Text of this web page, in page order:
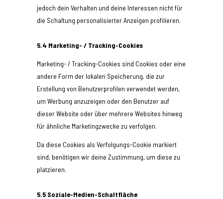
jedoch dein Verhalten und deine Interessen nicht für
die Schaltung personalisierter Anzeigen profilieren.
5.4 Marketing- / Tracking-Cookies
Marketing- / Tracking-Cookies sind Cookies oder eine
andere Form der lokalen Speicherung, die zur
Erstellung von Benutzerprofilen verwendet werden,
um Werbung anzuzeigen oder den Benutzer auf
dieser Website oder über mehrere Websites hinweg
für ähnliche Marketingzwecke zu verfolgen.
Da diese Cookies als Verfolgungs-Cookie markiert
sind, benötigen wir deine Zustimmung, um diese zu
platzieren.
5.5 Soziale-Medien-Schaltfläche